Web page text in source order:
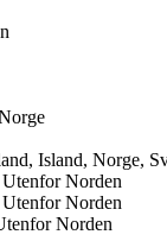
Island, Norge,
Utenfor Norden
Utenfor Norden
Norden